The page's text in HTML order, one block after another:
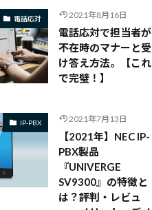
電話応対 2021年8月16日
電話応対で担当者が
不在時のマナーと受
け答え方法。【これ
で完璧！】
IP-PBX 2021年7月13日
【2021年】NEC IP-
PBX製品
『UNIVERGE
SV9300』の特徴と
は？評判・レビュ